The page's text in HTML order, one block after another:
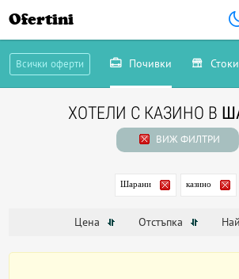
Ofertini
Всички оферти Почивки Стоки
ХОТЕЛИ С КАЗИНО В
ВИЖ ФИЛТРИ
Шарани казино
Цена Отстъпка